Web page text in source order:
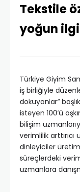
Tekstile
yoğun
Türkiye Giyim
iş birliğiyle
dokuyanlar”
isteyen 100’ü
bilişim
verimlilik arttırıcı
dinleyiciler
süreçlerdeki
uzmanlara